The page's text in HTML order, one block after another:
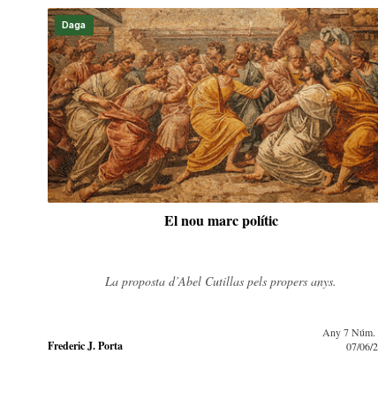
Catalunya davant la crisi d'identitat de Castella
Què diferencia castellanitat, espanyolitat i hispanitat?
Frederic J. Porta
Any 7 Núm.
03/05/